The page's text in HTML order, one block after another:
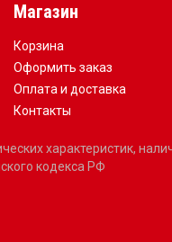
Магазин
Корзина
Оформить заказ
Оплата и доставка
Контакты
характеристик,
кодекса РФ